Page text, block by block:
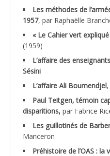
ABNOUN Salah
ACHACHE M.*
ACHLAF Ali
ADALMI
ADANE Ramdane *
ADDAD
Les méthodes de
1957, par Raphaëlle
« Le Cahier vert
(1959)
L’affaire des
Sésini
L’affaire Ali Boumendjel,
Paul Teitgen, témoin
disparitions, par Fabrice
Les guillotinés de
Manceron
Préhistoire de l’OAS : la